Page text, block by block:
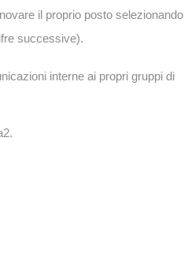
il proprio posto selezionando
successive).
interne ai propri gruppi di